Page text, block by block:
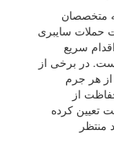
متخصصان
حملات سایبری
سریع
در برخی از
از هر جرم
از
این مدت زمان را تا ۷۲ ساعت تعیین کرده
منتظر